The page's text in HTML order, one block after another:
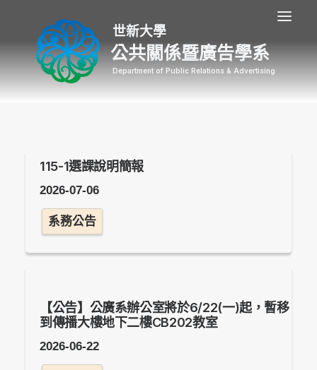
公共關係暨廣告學系
115-1選課說明簡報
2026-07-06
系務公告
【公告】公廣系辦公室將於6/22(一)起，暫移
到傳播大樓地下二樓CB202教室
2026-06-22